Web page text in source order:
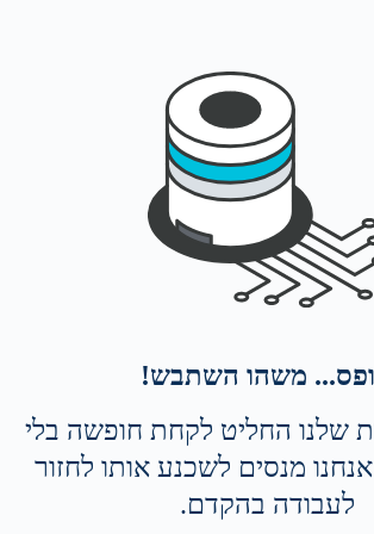
משהו השתבש!
שלנו החליט לקחת חופשה בלי
אנחנו מנסים לשכנע אותו לחזור
לעבודה בהקדם.